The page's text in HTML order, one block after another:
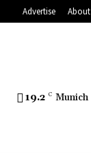
Advertise About
19.2 C Munich